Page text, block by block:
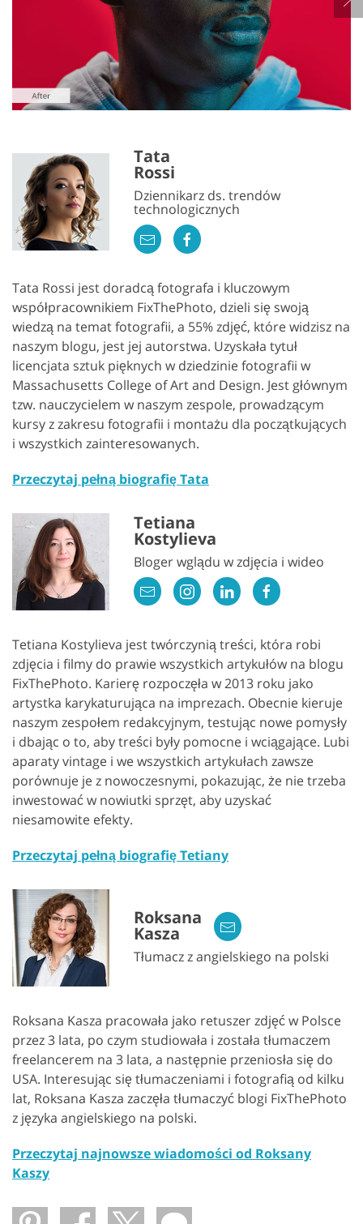
Tata
Rossi
Dziennikarz ds. trendów
technologicznych
Tata Rossi jest doradcą fotografa i kluczowym
współpracownikiem FixThePhoto, dzieli się swoją
wiedzą na temat fotografii, a 55% zdjęć, które widzisz na
naszym blogu, jest jej autorstwa. Uzyskała tytuł
licencjata sztuk pięknych w dziedzinie fotografii w
Massachusetts College of Art and Design. Jest głównym
tzw. nauczycielem w naszym zespole, prowadzącym
kursy z zakresu fotografii i montażu dla początkujących
i wszystkich zainteresowanych.
Przeczytaj pełną biografię Tata
Tetiana
Kostylieva
Bloger wglądu w zdjęcia i wideo
Tetiana Kostylieva jest twórczynią treści, która robi
zdjęcia i filmy do prawie wszystkich artykułów na blogu
FixThePhoto. Karierę rozpoczęła w 2013 roku jako
artystka karykaturująca na imprezach. Obecnie kieruje
naszym zespołem redakcyjnym, testując nowe pomysły
i dbając o to, aby treści były pomocne i wciągające. Lubi
aparaty vintage i we wszystkich artykułach zawsze
porównuje je z nowoczesnymi, pokazując, że nie trzeba
inwestować w nowiutki sprzęt, aby uzyskać
niesamowite efekty.
Przeczytaj pełną biografię Tetiany
Roksana
Kasza
Tłumacz z angielskiego na polski
Roksana Kasza pracowała jako retuszer zdjęć w Polsce
przez 3 lata, po czym studiowała i została tłumaczem
freelancerem na 3 lata, a następnie przeniosła się do
USA. Interesując się tłumaczeniami i fotografią od kilku
lat, Roksana Kasza zaczęła tłumaczyć blogi FixThePhoto
z języka angielskiego na polski.
Przeczytaj najnowsze wiadomości od Roksany
Kaszy